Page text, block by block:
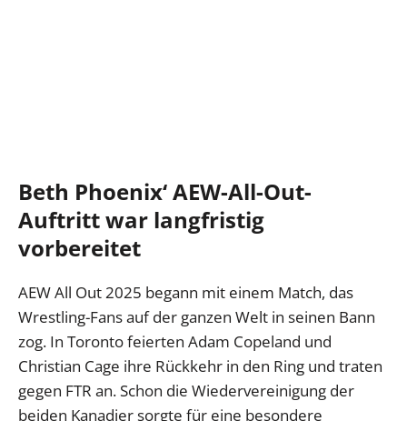
Beth Phoenix‘ AEW-All-Out-
Auftritt war langfristig
vorbereitet
AEW All Out 2025 begann mit einem Match, das
Wrestling-Fans auf der ganzen Welt in seinen Bann
zog. In Toronto feierten Adam Copeland und
Christian Cage ihre Rückkehr in den Ring und traten
gegen FTR an. Schon die Wiedervereinigung der
beiden Kanadier sorgte für eine besondere